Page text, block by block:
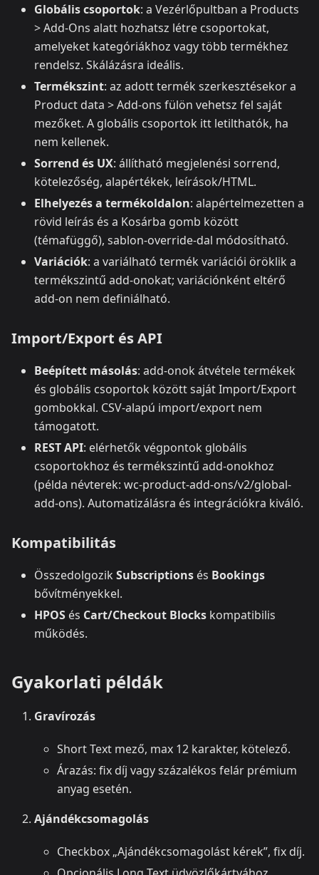
Globális csoportok: a Vezérlőpultban a Products
> Add-Ons alatt hozhatsz létre csoportokat,
amelyeket kategóriákhoz vagy több termékhez
rendelsz. Skálázásra ideális.
Termékszint: az adott termék szerkesztésekor a
Product data > Add-ons fülön vehetsz fel saját
mezőket. A globális csoportok itt letilthatók, ha
nem kellenek.
Sorrend és UX: állítható megjelenési sorrend,
kötelezőség, alapértékek, leírások/HTML.
Elhelyezés a termékoldalon: alapértelmezetten a
rövid leírás és a Kosárba gomb között
(témafüggő), sablon-override-dal módosítható.
Variációk: a variálható termék variációi öröklik a
termékszintű add-onokat; variációnként eltérő
add-on nem definiálható.
Import/Export és API
Beépített másolás: add-onok átvétele termékek
és globális csoportok között saját Import/Export
gombokkal. CSV-alapú import/export nem
támogatott.
REST API: elérhetők végpontok globális
csoportokhoz és termékszintű add-onokhoz
(példa névterek: wc-product-add-ons/v2/global-
add-ons). Automatizálásra és integrációkra kiváló.
Kompatibilitás
Összedolgozik Subscriptions és Bookings
bővítményekkel.
HPOS és Cart/Checkout Blocks kompatibilis
működés.
Gyakorlati példák
Gravírozás
Short Text mező, max 12 karakter, kötelező.
Árazás: fix díj vagy százalékos felár prémium
anyag esetén.
Ajándékcsomagolás
Checkbox „Ajándékcsomagolást kérek”, fix díj.